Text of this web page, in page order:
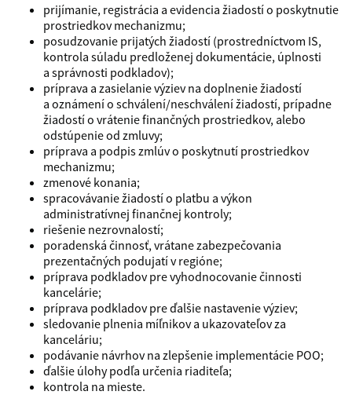
prijímanie, registrácia a evidencia žiadostí o poskytnutie
prostriedkov mechanizmu;
posudzovanie prijatých žiadostí (prostredníctvom IS,
kontrola súladu predloženej dokumentácie, úplnosti
a správnosti podkladov);
príprava a zasielanie výziev na doplnenie žiadostí
a oznámení o schválení/neschválení žiadostí, prípadne
žiadostí o vrátenie finančných prostriedkov, alebo
odstúpenie od zmluvy;
príprava a podpis zmlúv o poskytnutí prostriedkov
mechanizmu;
zmenové konania;
spracovávanie žiadostí o platbu a výkon
administratívnej finančnej kontroly;
riešenie nezrovnalostí;
poradenská činnosť, vrátane zabezpečovania
prezentačných podujatí v regióne;
príprava podkladov pre vyhodnocovanie činnosti
kancelárie;
príprava podkladov pre ďalšie nastavenie výziev;
sledovanie plnenia míľnikov a ukazovateľov za
kanceláriu;
podávanie návrhov na zlepšenie implementácie POO;
ďalšie úlohy podľa určenia riaditeľa;
kontrola na mieste.